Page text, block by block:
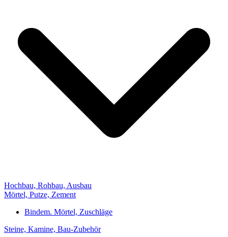
Hochbau, Rohbau, Ausbau
Mörtel, Putze, Zement
Bindem. Mörtel, Zuschläge
Steine, Kamine, Bau-Zubehör